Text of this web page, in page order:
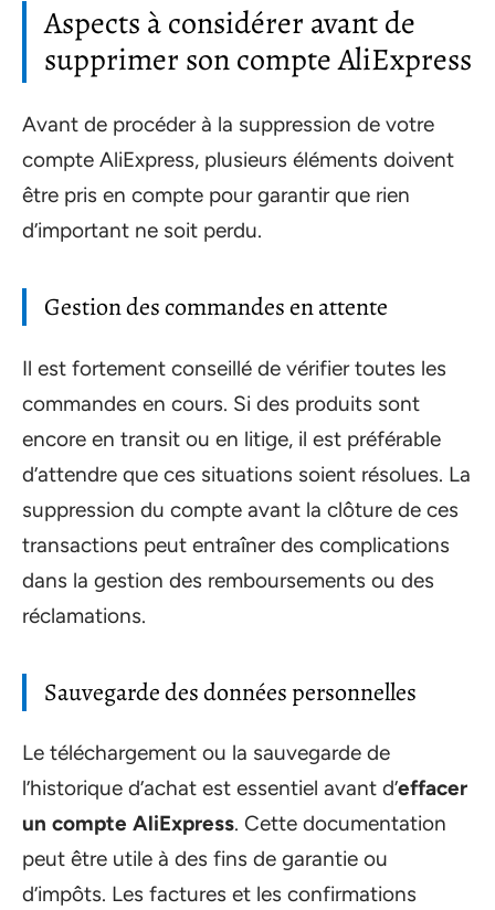
Aspects à considérer avant de
supprimer son compte AliExpress
Avant de procéder à la suppression de votre
compte AliExpress, plusieurs éléments doivent
être pris en compte pour garantir que rien
d’important ne soit perdu.
Gestion des commandes en attente
Il est fortement conseillé de vérifier toutes les
commandes en cours. Si des produits sont
encore en transit ou en litige, il est préférable
d’attendre que ces situations soient résolues. La
suppression du compte avant la clôture de ces
transactions peut entraîner des complications
dans la gestion des remboursements ou des
réclamations.
Sauvegarde des données personnelles
Le téléchargement ou la sauvegarde de
l’historique d’achat est essentiel avant d’effacer
un compte AliExpress. Cette documentation
peut être utile à des fins de garantie ou
d’impôts. Les factures et les confirmations